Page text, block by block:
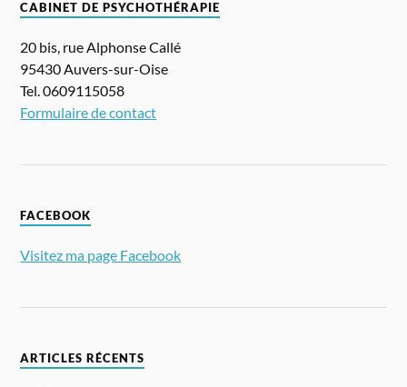
CABINET DE PSYCHOTHÉRAPIE
20 bis, rue Alphonse Callé
95430 Auvers-sur-Oise
Tel. 0609115058
Formulaire de contact
FACEBOOK
Visitez ma page Facebook
ARTICLES RÉCENTS